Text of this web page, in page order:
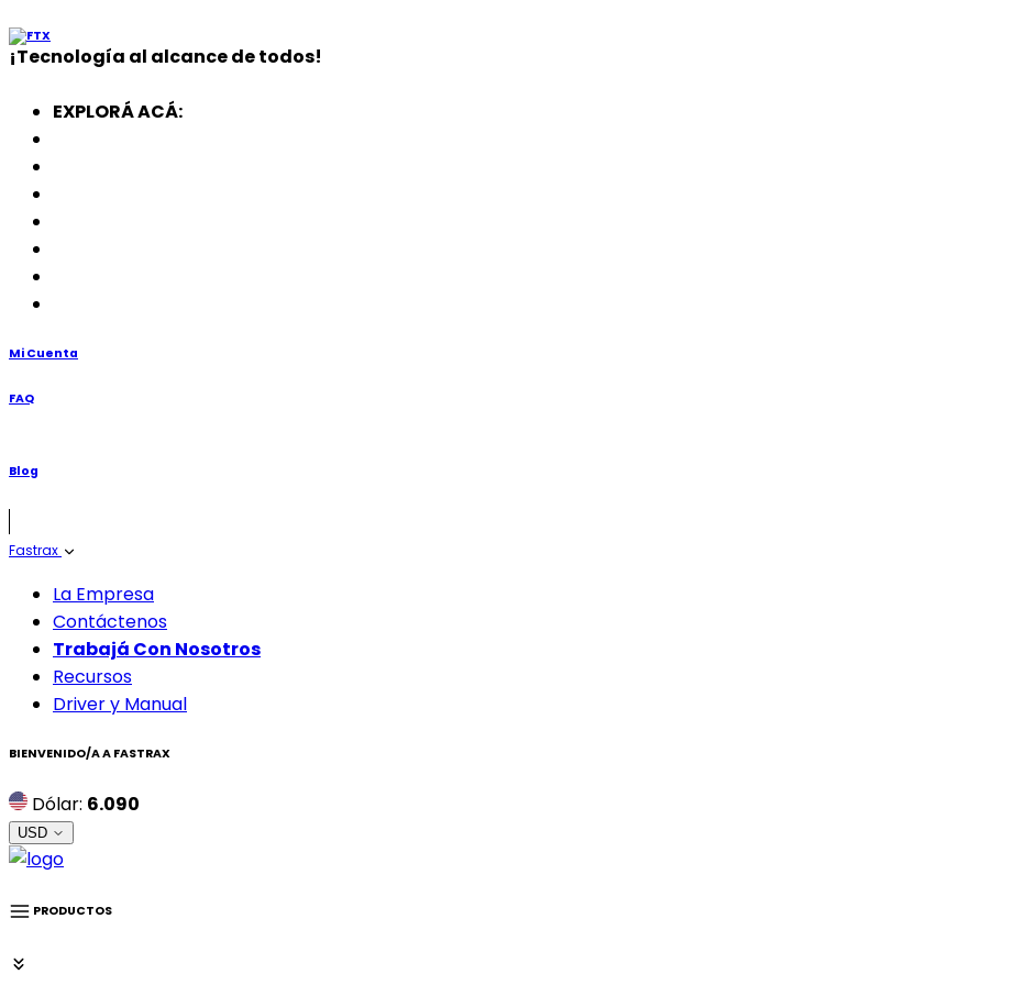
¡Tecnología al alcance de todos!
EXPLORÁ ACÁ:
Mi Cuenta
FAQ
Blog
Fastrax
La Empresa
Contáctenos
Trabajá Con Nosotros
Recursos
Driver y Manual
BIENVENIDO/A A FASTRAX
Dólar: 6.090
USD
PRODUCTOS